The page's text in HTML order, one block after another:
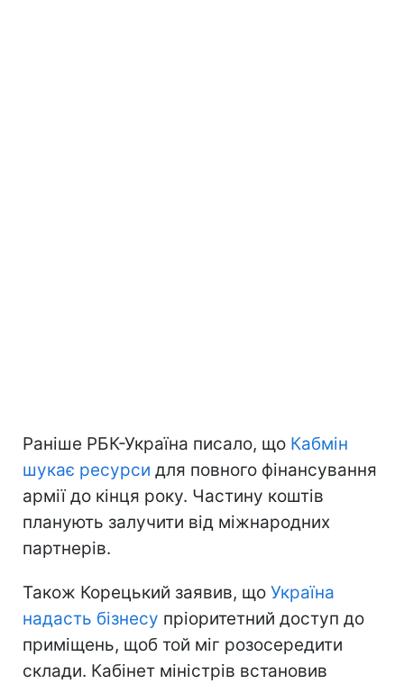
Раніше РБК-Україна писало, що Кабмін
шукає ресурси для повного фінансування
армії до кінця року. Частину коштів
планують залучити від міжнародних
партнерів.
Також Корецький заявив, що Україна
надасть бізнесу пріоритетний доступ до
приміщень, щоб той міг розосередити
склади. Кабінет міністрів встановив